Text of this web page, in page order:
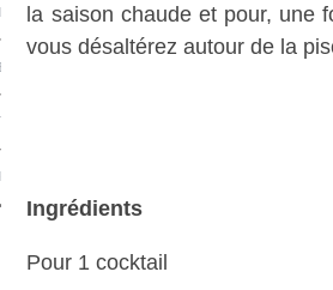
UNIS
la saison chaude et pour, une
vous désaltérez autour de la
Ingrédients
Pour 1 cocktail